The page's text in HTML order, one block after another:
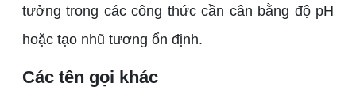
tưởng trong các công thức cần cân bằng độ pH
hoặc tạo nhũ tương ổn định.
Các tên gọi khác